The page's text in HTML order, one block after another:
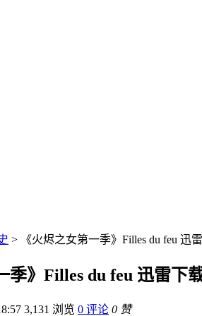
> 《火烬之女第一季》Filles du feu 迅
季》Filles du feu 迅雷下
3,131 浏览 0 评论 0 赞